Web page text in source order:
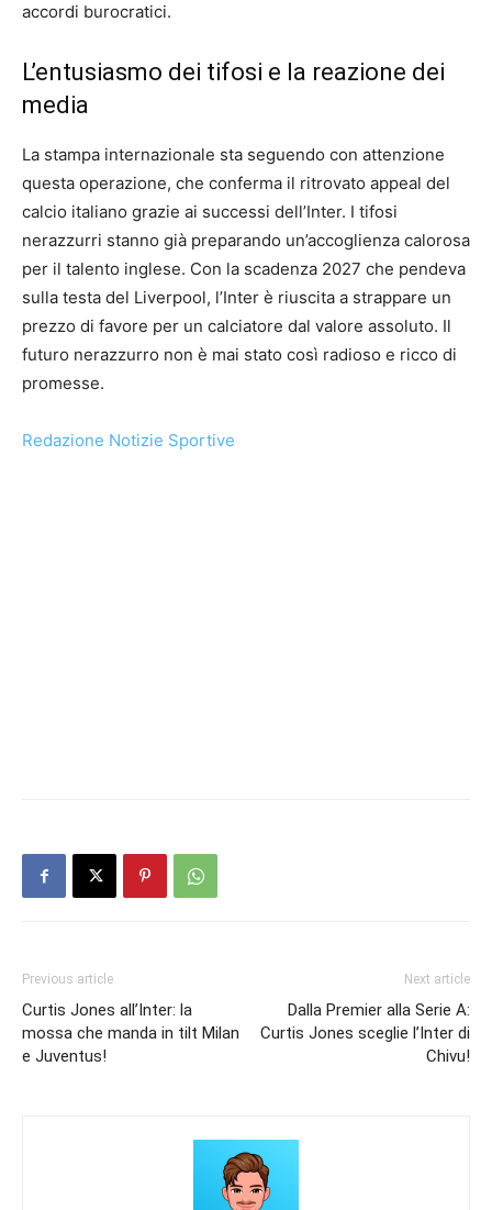
accordi burocratici.
L’entusiasmo dei tifosi e la reazione dei
media
La stampa internazionale sta seguendo con attenzione
questa operazione, che conferma il ritrovato appeal del
calcio italiano grazie ai successi dell’Inter. I tifosi
nerazzurri stanno già preparando un’accoglienza calorosa
per il talento inglese. Con la scadenza 2027 che pendeva
sulla testa del Liverpool, l’Inter è riuscita a strappare un
prezzo di favore per un calciatore dal valore assoluto. Il
futuro nerazzurro non è mai stato così radioso e ricco di
promesse.
Redazione Notizie Sportive
Previous article
Curtis Jones all’Inter: la
mossa che manda in tilt Milan
e Juventus!
Next article
Dalla Premier alla Serie A:
Curtis Jones sceglie l’Inter di
Chivu!